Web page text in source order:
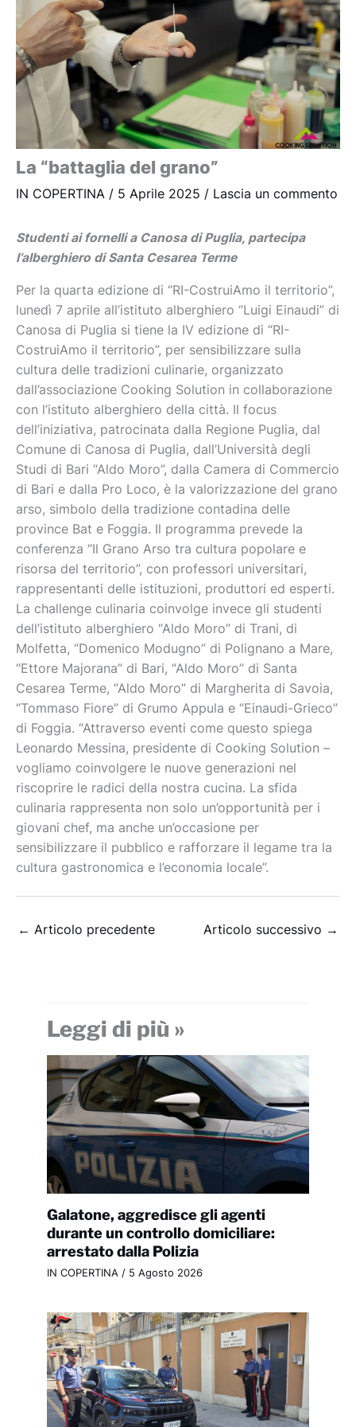
La “battaglia del grano”
IN COPERTINA / 5 Aprile 2025 / Lascia un commento
Studenti ai fornelli a Canosa di Puglia, partecipa
l’alberghiero di Santa Cesarea Terme
Per la quarta edizione di “RI-CostruiAmo il territorio”,
lunedì 7 aprile all’istituto alberghiero “Luigi Einaudi” di
Canosa di Puglia si tiene la IV edizione di “RI-
CostruiAmo il territorio”, per sensibilizzare sulla
cultura delle tradizioni culinarie, organizzato
dall’associazione Cooking Solution in collaborazione
con l’istituto alberghiero della città. Il focus
dell’iniziativa, patrocinata dalla Regione Puglia, dal
Comune di Canosa di Puglia, dall’Università degli
Studi di Bari “Aldo Moro”, dalla Camera di Commercio
di Bari e dalla Pro Loco, è la valorizzazione del grano
arso, simbolo della tradizione contadina delle
province Bat e Foggia. Il programma prevede la
conferenza “Il Grano Arso tra cultura popolare e
risorsa del territorio”, con professori universitari,
rappresentanti delle istituzioni, produttori ed esperti.
La challenge culinaria coinvolge invece gli studenti
dell’istituto alberghiero “Aldo Moro” di Trani, di
Molfetta, “Domenico Modugno” di Polignano a Mare,
“Ettore Majorana” di Bari, “Aldo Moro” di Santa
Cesarea Terme, “Aldo Moro” di Margherita di Savoia,
“Tommaso Fiore” di Grumo Appula e “Einaudi-Grieco”
di Foggia. “Attraverso eventi come questo spiega
Leonardo Messina, presidente di Cooking Solution –
vogliamo coinvolgere le nuove generazioni nel
riscoprire le radici della nostra cucina. La sfida
culinaria rappresenta non solo un’opportunità per i
giovani chef, ma anche un’occasione per
sensibilizzare il pubblico e rafforzare il legame tra la
cultura gastronomica e l’economia locale”.
← Articolo precedente Articolo successivo →
Leggi di più »
Galatone, aggredisce gli agenti
durante un controllo domiciliare:
arrestato dalla Polizia
IN COPERTINA / 5 Agosto 2026